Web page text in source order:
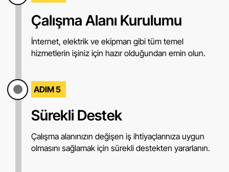
Çalışma Alanı Kurulumu
İnternet, elektrik ve ekipman gibi tüm temel
hizmetlerin işiniz için hazır olduğundan emin olun.
ADIM 5
Sürekli Destek
Çalışma alanınızın değişen iş ihtiyaçlarınıza uygun
olmasını sağlamak için sürekli destekten yararlanın.